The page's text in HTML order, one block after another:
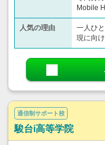
Mobile
人気の理由
一人ひ
現に向
通信制サポート校
駿台i高等学院